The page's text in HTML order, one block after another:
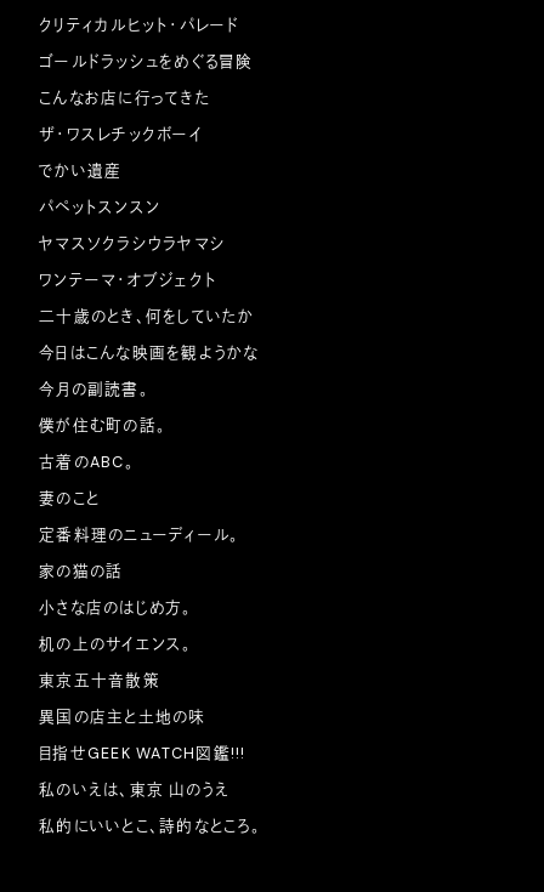
クリティカルヒット・パレード
ゴールドラッシュをめぐる冒険
こんなお店に行ってきた
ザ・ワスレチックボーイ
でかい遺産
パペットスンスン
ヤマスソクラシウラヤマシ
ワンテーマ・オブジェクト
二十歳のとき、何をしていたか
今日はこんな映画を観ようかな
今月の副読書。
僕が住む町の話。
古着のABC。
妻のこと
定番料理のニューディール。
家の猫の話
小さな店のはじめ方。
机の上のサイエンス。
東京五十音散策
異国の店主と土地の味
目指せGEEK WATCH図鑑!!!
私のいえは、東京 山のうえ
私的にいいとこ、詩的なところ。